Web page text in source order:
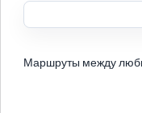
Маршруты между